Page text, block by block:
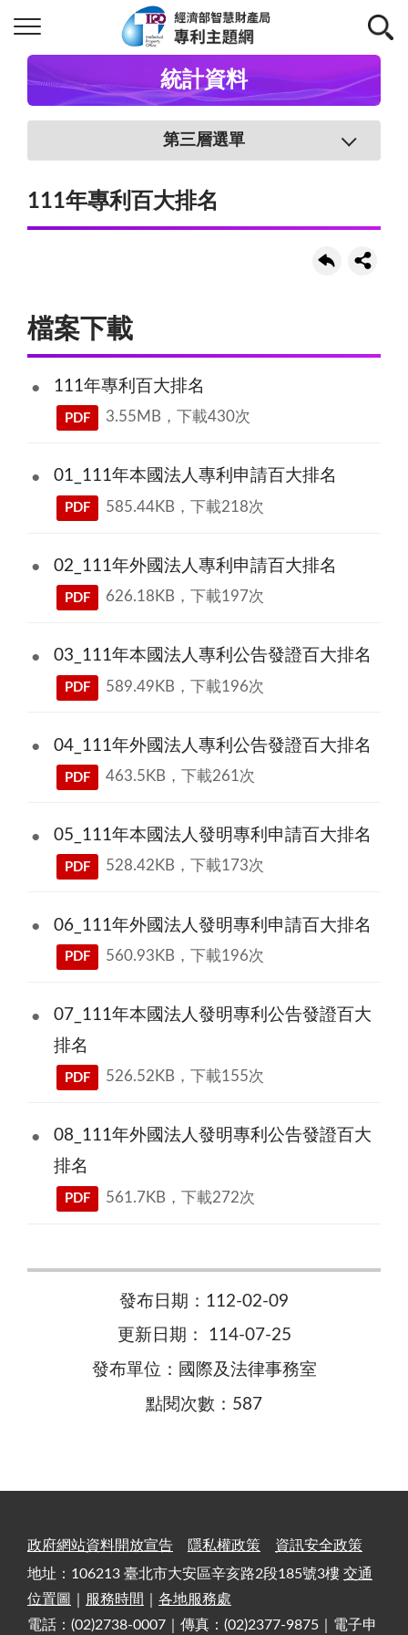
統計資料
第三層選單
111年專利百大排名
檔案下載
111年專利百大排名
PDF 3.55MB，下載430次
01_111年本國法人專利申請百大排名
PDF 585.44KB，下載218次
02_111年外國法人專利申請百大排名
PDF 626.18KB，下載197次
03_111年本國法人專利公告發證百大排名
PDF 589.49KB，下載196次
04_111年外國法人專利公告發證百大排名
PDF 463.5KB，下載261次
05_111年本國法人發明專利申請百大排名
PDF 528.42KB，下載173次
06_111年外國法人發明專利申請百大排名
PDF 560.93KB，下載196次
07_111年本國法人發明專利公告發證百大
排名
PDF 526.52KB，下載155次
08_111年外國法人發明專利公告發證百大
排名
PDF 561.7KB，下載272次
發布日期：112-02-09
更新日期： 114-07-25
發布單位：國際及法律事務室
點閱次數：587
政府網站資料開放宣告 隱私權政策
資訊安全政策
地址：106213 臺北市大安區辛亥路2段185號3樓 交通
位置圖
服務時間
各地服務處
電話：(02)2738-0007｜傳真：(02)2377-9875｜電子申